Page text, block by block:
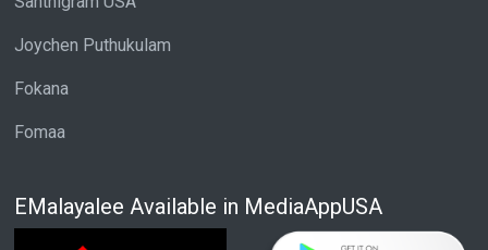
Joychen Puthukulam
Fokana
Fomaa
EMalayalee Available in MediaAppUSA